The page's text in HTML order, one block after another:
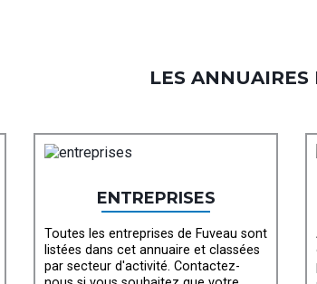
LES
ENTREPRISES
Toutes les entreprises de Fuveau sont
listées dans cet annuaire et classées
par secteur d'activité. Contactez-